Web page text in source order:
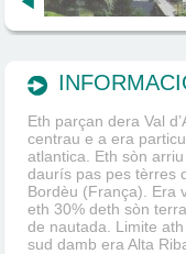
Eth parçan dera Val
centrau e a era
atlantica. Eth sòn
daurís pas pes tèrres
Bordèu (França). Era
eth 30% deth sòn
de nautada. Limite
sud damb era Alta